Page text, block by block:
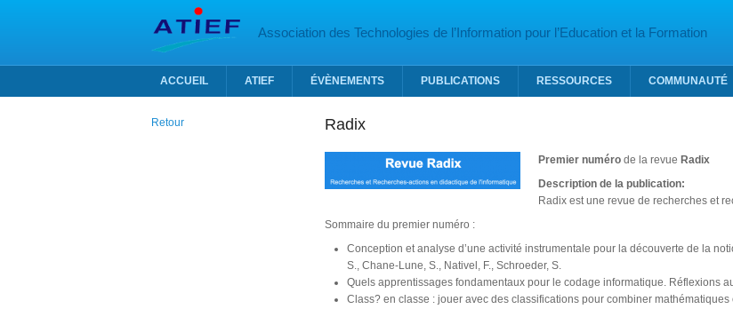
Association des Technologies de l’Information pour l’Education et la Formation
ACCUEIL ATIEF ÉVÈNEMENTS PUBLICATIONS RESSOURCES COMMUNAUTÉ
Radix
Premier numérode la revue Radix
Description de la publication:
Radix est une revue de recherches et
Sommaire du premier numéro :
Conception et analyse d’une activité instrumentale pour la découverte de la
S., Chane-Lune, S., Nativel, F., Schroeder, S.
Quels apprentissages fondamentaux pour le codage informatique. Réflexions
Class? en classe : jouer avec des classifications pour combiner
Retour